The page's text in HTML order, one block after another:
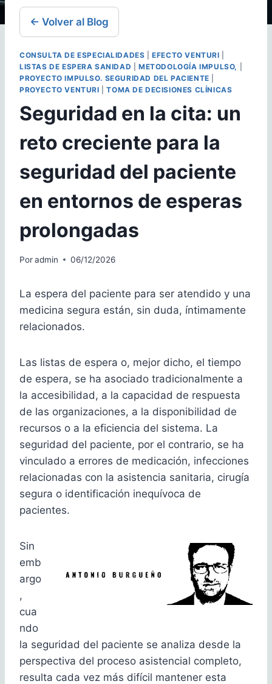
← Volver al Blog
CONSULTA DE ESPECIALIDADES |EFECTO VENTURI
LISTAS DE ESPERA SANIDAD |METODOLOGÍA IMPULSO,
PROYECTO IMPULSO. SEGURIDAD DEL PACIENTE
PROYECTO VENTURI |TOMA DE DECISIONES CLÍNICAS
Seguridad en la cita: un
reto creciente para la
seguridad del paciente
en entornos de esperas
prolongadas
Poradmin 06/12/2026
La espera del paciente para ser atendido y una
medicina segura están, sin duda, íntimamente
relacionados.
Las listas de espera o, mejor dicho, el tiempo
de espera, se ha asociado tradicionalmente a
la accesibilidad, a la capacidad de respuesta
de las organizaciones, a la disponibilidad de
recursos o a la eficiencia del sistema. La
seguridad del paciente, por el contrario, se ha
vinculado a errores de medicación, infecciones
relacionadas con la asistencia sanitaria, cirugía
segura o identificación inequívoca de
pacientes.
Sin
emb
argo
,
cua
ndo
la seguridad del paciente se analiza desde la
perspectiva del proceso asistencial completo,
resulta cada vez más difícil mantener esta